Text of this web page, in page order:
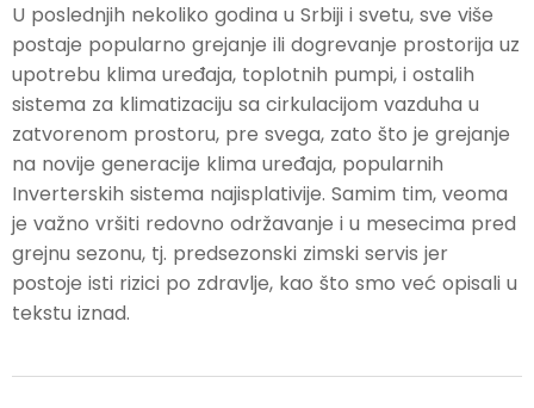
U poslednjih nekoliko godina u Srbiji i svetu, sve više
postaje popularno grejanje ili dogrevanje prostorija uz
upotrebu klima uređaja, toplotnih pumpi, i ostalih
sistema za klimatizaciju sa cirkulacijom vazduha u
zatvorenom prostoru, pre svega, zato što je grejanje
na novije generacije klima uređaja, popularnih
Inverterskih sistema najisplativije. Samim tim, veoma
je važno vršiti redovno održavanje i u mesecima pred
grejnu sezonu, tj. predsezonski zimski servis jer
postoje isti rizici po zdravlje, kao što smo već opisali u
tekstu iznad.